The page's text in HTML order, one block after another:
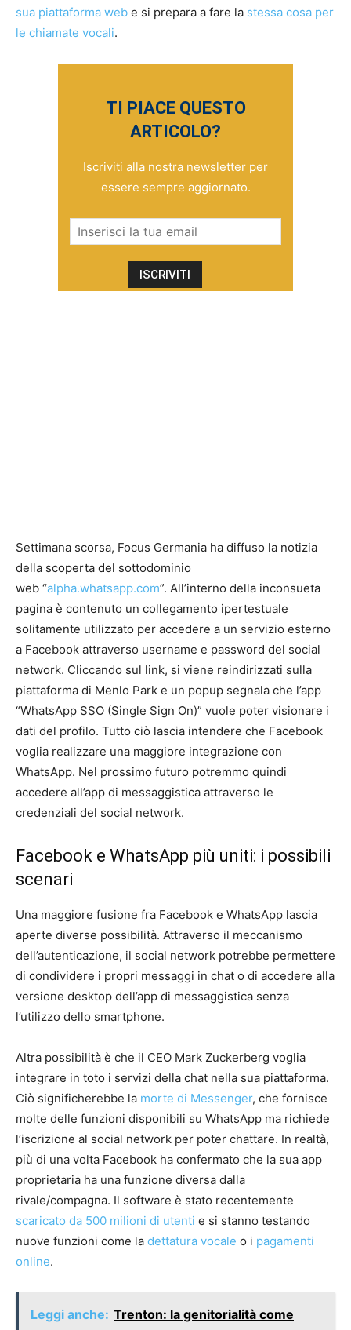
sua piattaforma web e si prepara a fare la stessa cosa per
le chiamate vocali.
TI PIACE QUESTO
ARTICOLO?
Iscriviti alla nostra newsletter per
essere sempre aggiornato.
Settimana scorsa, Focus Germania ha diffuso la notizia
della scoperta del sottodominio
web “alpha.whatsapp.com”. All’interno della inconsueta
pagina è contenuto un collegamento ipertestuale
solitamente utilizzato per accedere a un servizio esterno
a Facebook attraverso username e password del social
network. Cliccando sul link, si viene reindirizzati sulla
piattaforma di Menlo Park e un popup segnala che l’app
“WhatsApp SSO (Single Sign On)” vuole poter visionare i
dati del profilo. Tutto ciò lascia intendere che Facebook
voglia realizzare una maggiore integrazione con
WhatsApp. Nel prossimo futuro potremmo quindi
accedere all’app di messaggistica attraverso le
credenziali del social network.
Facebook e WhatsApp più uniti: i possibili
scenari
Una maggiore fusione fra Facebook e WhatsApp lascia
aperte diverse possibilità. Attraverso il meccanismo
dell’autenticazione, il social network potrebbe permettere
di condividere i propri messaggi in chat o di accedere alla
versione desktop dell’app di messaggistica senza
l’utilizzo dello smartphone.
Altra possibilità è che il CEO Mark Zuckerberg voglia
integrare in toto i servizi della chat nella sua piattaforma.
Ciò significherebbe la morte di Messenger, che fornisce
molte delle funzioni disponibili su WhatsApp ma richiede
l’iscrizione al social network per poter chattare. In realtà,
più di una volta Facebook ha confermato che la sua app
proprietaria ha una funzione diversa dalla
rivale/compagna. Il software è stato recentemente
scaricato da 500 milioni di utenti e si stanno testando
nuove funzioni come la dettatura vocale o i pagamenti
online.
Leggi anche: Trenton: la genitorialità come